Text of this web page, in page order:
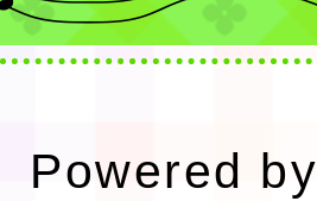
Powered by